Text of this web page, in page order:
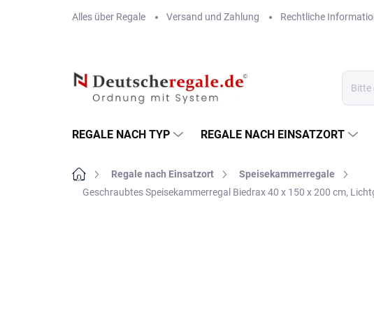
Alles über Regale Versand und Zahlung Rechtliche
REGALE NACH TYP REGALE NACH EINSATZORT
StartseiteRegale nach Einsatzort
Speisekammerregale
Geschraubtes Speisekammerregal Biedrax 40 x 150 x 200 cm,